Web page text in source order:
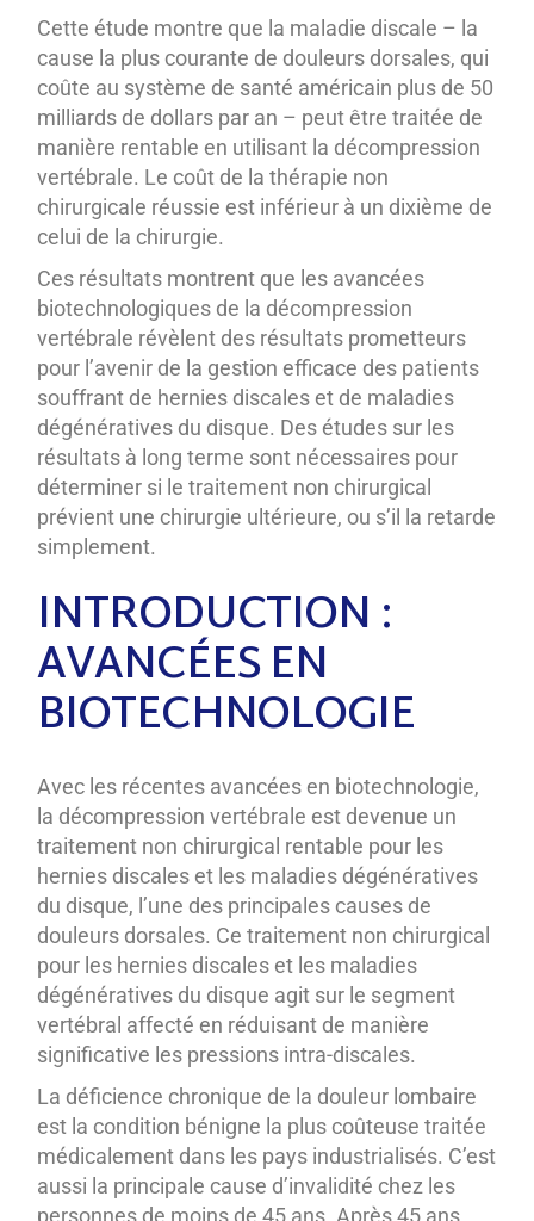
Cette étude montre que la maladie discale – la
cause la plus courante de douleurs dorsales, qui
coûte au système de santé américain plus de 50
milliards de dollars par an – peut être traitée de
manière rentable en utilisant la décompression
vertébrale. Le coût de la thérapie non
chirurgicale réussie est inférieur à un dixième de
celui de la chirurgie.
Ces résultats montrent que les avancées
biotechnologiques de la décompression
vertébrale révèlent des résultats prometteurs
pour l’avenir de la gestion efficace des patients
souffrant de hernies discales et de maladies
dégénératives du disque. Des études sur les
résultats à long terme sont nécessaires pour
déterminer si le traitement non chirurgical
prévient une chirurgie ultérieure, ou s’il la retarde
simplement.
INTRODUCTION :
AVANCÉES EN
BIOTECHNOLOGIE
Avec les récentes avancées en biotechnologie,
la décompression vertébrale est devenue un
traitement non chirurgical rentable pour les
hernies discales et les maladies dégénératives
du disque, l’une des principales causes de
douleurs dorsales. Ce traitement non chirurgical
pour les hernies discales et les maladies
dégénératives du disque agit sur le segment
vertébral affecté en réduisant de manière
significative les pressions intra-discales.
La déficience chronique de la douleur lombaire
est la condition bénigne la plus coûteuse traitée
médicalement dans les pays industrialisés. C’est
aussi la principale cause d’invalidité chez les
personnes de moins de 45 ans. Après 45 ans,